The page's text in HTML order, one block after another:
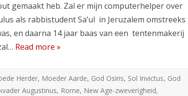
gemaakt heb. Zal er mijn computerhelper over
als rabbistudent Sa’ul in Jeruzalem omstreeks
en daarna 14 jaar baas van een tentenmakerij
Read more »
Herder, Moeder Aarde, God Osiris, Sol Invictus, God
Augustinus, Rome, New Age-zweverigheid,